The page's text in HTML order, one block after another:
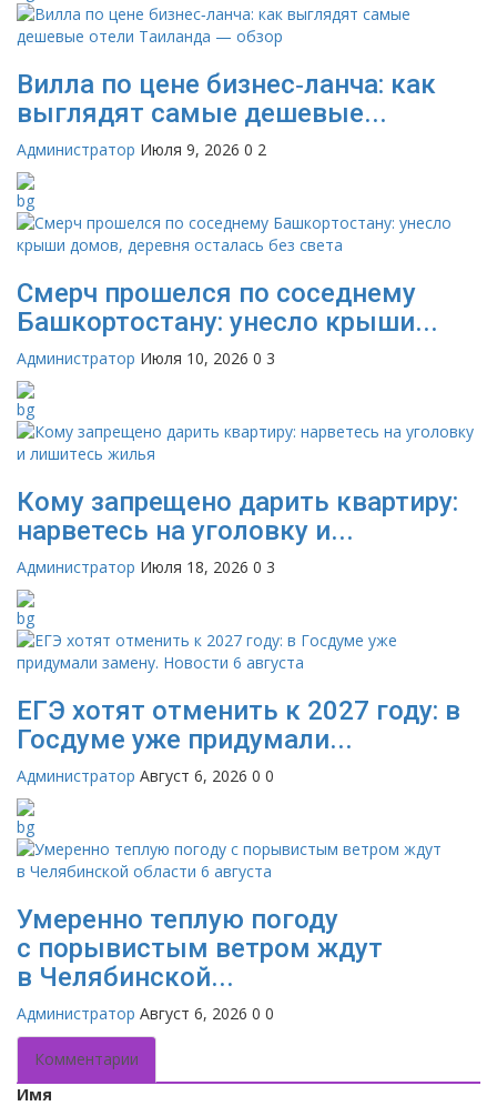
Вилла по цене бизнес‑ланча: как
выглядят самые дешевые...
Администратор Июля 9, 2026 0 2
Смерч прошелся по соседнему
Башкортостану: унесло крыши...
Администратор Июля 10, 2026 0 3
Кому запрещено дарить квартиру:
нарветесь на уголовку и...
Администратор Июля 18, 2026 0 3
ЕГЭ хотят отменить к 2027 году: в
Госдуме уже придумали...
Администратор Август 6, 2026 0 0
Умеренно теплую погоду
с порывистым ветром ждут
в Челябинской...
Администратор Август 6, 2026 0 0
Комментарии
Имя